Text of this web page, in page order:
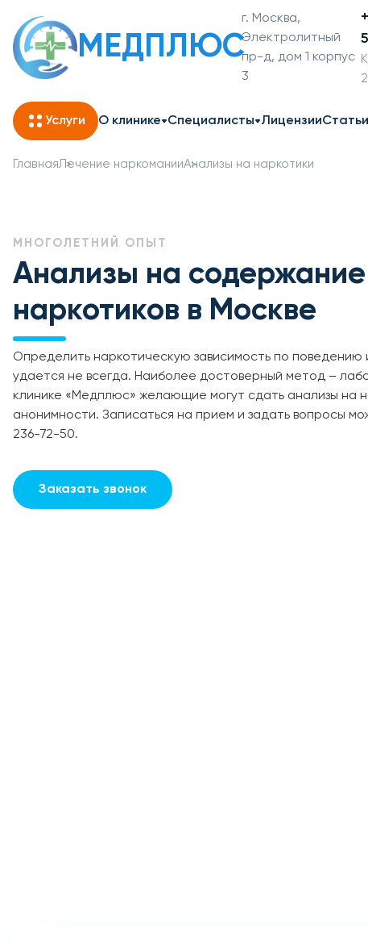
МЕДПЛЮС
г. Москва,
Электролитный
пр-д, дом 1 корпус
3
Услуги О клинике Специалисты ЛицензииСтатьи
ГлавнаяЛечение наркоманииАнализы на наркотики
МНОГОЛЕТНИЙ ОПЫТ
Анализы на содержание
наркотиков в Москве
Определить наркотическую зависимость по поведению
удается не всегда. Наиболее достоверный метод –
клинике «Медплюс» желающие могут сдать анализы на
анонимности. Записаться на прием и задать вопросы
236-72-50.
Заказать звонок